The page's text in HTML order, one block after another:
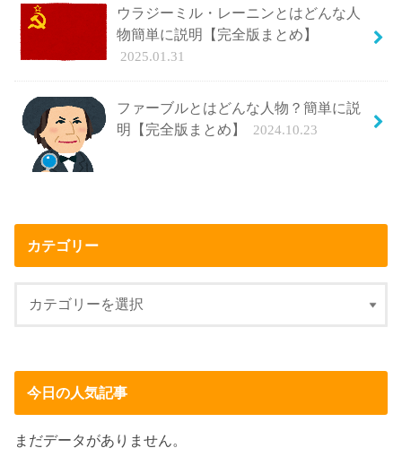
ウラジーミル・レーニンとはどんな人
物簡単に説明【完全版まとめ】
2025.01.31
ファーブルとはどんな人物？簡単に説
明【完全版まとめ】
2024.10.23
カテゴリー
今日の人気記事
まだデータがありません。